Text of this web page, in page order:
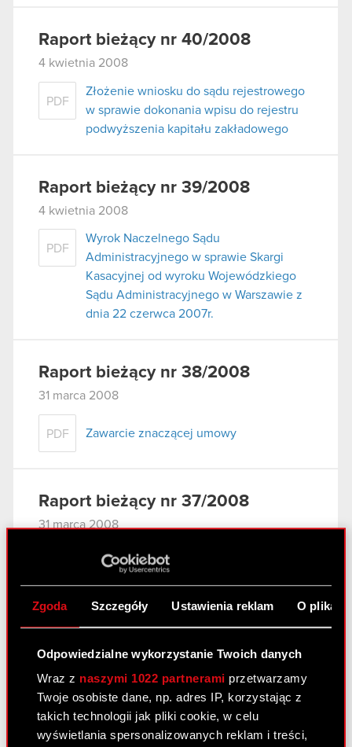
Zgoda Szczegóły Ustawienia reklam O
Odpowiedzialne wykorzystanie Twoich danych
Wraz z naszymi 1022 partnerami przetwarzamy
Twoje osobiste dane, np. adres IP, korzystając z
takich technologii jak pliki cookie, w celu
wyświetlania spersonalizowanych reklam i treści,
Raport bieżący nr 40/2008
4 kwietnia 2008
PDF
Złożenie wniosku do sądu rejestrowego
w sprawie dokonania wpisu do rejestru
podwyższenia kapitału zakładowego
Raport bieżący nr 39/2008
4 kwietnia 2008
PDF
Wyrok Naczelnego Sądu
Administracyjnego w sprawie Skargi
Kasacyjnej od wyroku Wojewódzkiego
Sądu Administracyjnego w Warszawie z
dnia 22 czerwca 2007r.
Raport bieżący nr 38/2008
31 marca 2008
PDF Zawarcie znaczącej umowy
Raport bieżący nr 37/2008
31 marca 2008
Wniosek do Sądu Rejonowego w
Warszawie o odroczenie posiedzenia
Sądu
Raport bieżący nr 36/2008
27 marca 2008
PDF
Aneks nr 2 w sprawie prolongaty terminu
spłaty wierzytelności do Porozumienia z
11 października 2007 r. - zmiana